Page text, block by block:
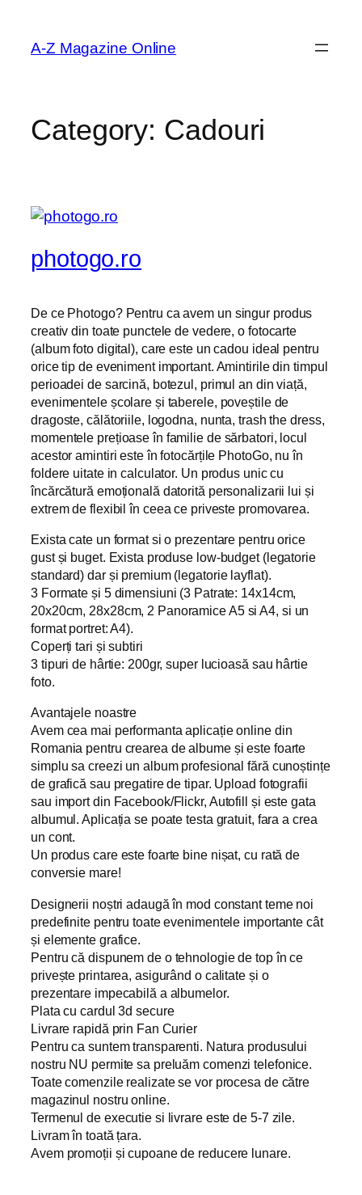
content
A-Z Magazine Online
Category: Cadouri
photogo.ro
De ce Photogo? Pentru ca avem un singur produs
creativ din toate punctele de vedere, o fotocarte
(album foto digital), care este un cadou ideal pentru
orice tip de eveniment important. Amintirile din timpul
perioadei de sarcină, botezul, primul an din viață,
evenimentele școlare și taberele, poveștile de
dragoste, călătoriile, logodna, nunta, trash the dress,
momentele prețioase în familie de sărbatori, locul
acestor amintiri este în fotocărțile PhotoGo, nu în
foldere uitate in calculator. Un produs unic cu
încărcătură emoțională datorită personalizarii lui și
extrem de flexibil în ceea ce priveste promovarea.
Exista cate un format si o prezentare pentru orice
gust și buget. Exista produse low-budget (legatorie
standard) dar și premium (legatorie layflat).
3 Formate și 5 dimensiuni (3 Patrate: 14x14cm,
20x20cm, 28x28cm, 2 Panoramice A5 si A4, si un
format portret: A4).
Coperți tari și subtiri
3 tipuri de hârtie: 200gr, super lucioasă sau hârtie
foto.
Avantajele noastre
Avem cea mai performanta aplicație online din
Romania pentru crearea de albume și este foarte
simplu sa creezi un album profesional fără cunoștințe
de grafică sau pregatire de tipar. Upload fotografii
sau import din Facebook/Flickr, Autofill și este gata
albumul. Aplicația se poate testa gratuit, fara a crea
un cont.
Un produs care este foarte bine nișat, cu rată de
conversie mare!
Designerii noștri adaugă în mod constant teme noi
predefinite pentru toate evenimentele importante cât
și elemente grafice.
Pentru că dispunem de o tehnologie de top în ce
privește printarea, asigurând o calitate și o
prezentare impecabilă a albumelor.
Plata cu cardul 3d secure
Livrare rapidă prin Fan Curier
Pentru ca suntem transparenti. Natura produsului
nostru NU permite sa preluăm comenzi telefonice.
Toate comenzile realizate se vor procesa de către
magazinul nostru online.
Termenul de executie si livrare este de 5-7 zile.
Livram în toată țara.
Avem promoții și cupoane de reducere lunare.